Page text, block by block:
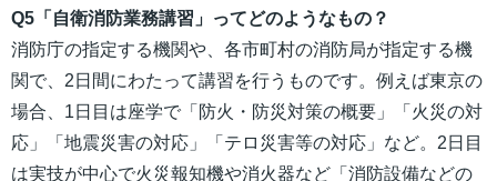
Q5「自衛消防業務講習」ってどのようなもの？
消防庁の指定する機関や、各市町村の消防局が指定する機
関で、2日間にわたって講習を行うものです。例えば東京の
場合、1日目は座学で「防火・防災対策の概要」「火災の対
応」「地震災害の対応」「テロ災害等の対応」など。2日目
は実技が中心で火災報知機や消火器など「消防設備などの